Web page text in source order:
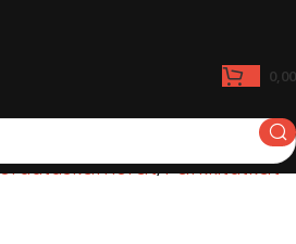
Parkkitutkat